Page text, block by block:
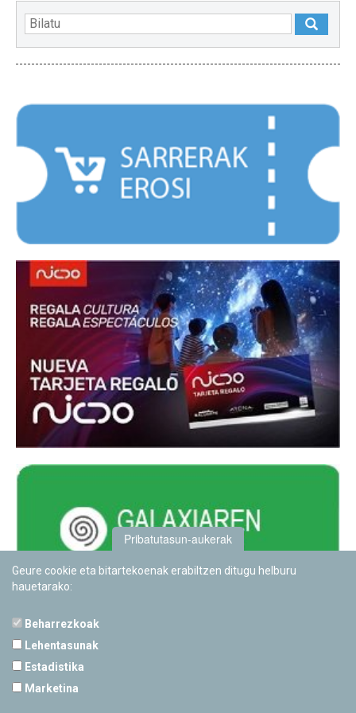
Pribatutasun-aukerak
Geure cookie eta bitartekoenak erabiltzen ditugu helburu
hauetarako:
Beharrezkoak
Lehentasunak
Estadistika
Marketina